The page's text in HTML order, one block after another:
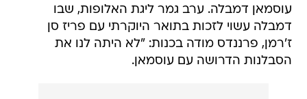
עוסמאן דמבלה. ערב גמר ליגת האלופות, שבו
דמבלה עשוי לזכות בתואר היוקרתי עם פריז סן
ז'רמן, פרננדס מודה בכנות: "לא היתה לנו את
הסבלנות הדרושה עם עוסמאן.